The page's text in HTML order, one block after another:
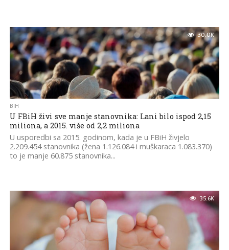
30.0K
BIH
U FBiH živi sve manje stanovnika: Lani bilo ispod 2,15
miliona, a 2015. više od 2,2 miliona
U usporedbi sa 2015. godinom, kada je u FBiH živjelo
2.209.454 stanovnika (žena 1.126.084 i muškaraca 1.083.370)
to je manje 60.875 stanovnika...
35.6K